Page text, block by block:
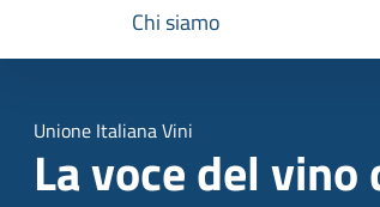
Chi siamo
Unione Italiana Vini
La voce del